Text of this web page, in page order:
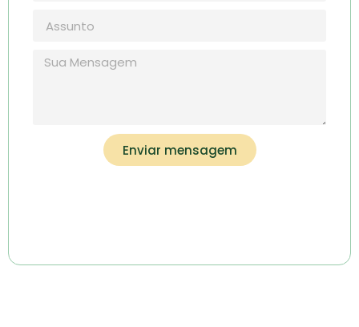
Enviar mensagem